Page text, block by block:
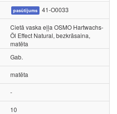
pasūtījums 41-O0033
Cietā vaska eļļa OSMO Hartwachs-
Öl Effect Natural, bezkrāsaina,
matēta
Gab.
matēta
-
10